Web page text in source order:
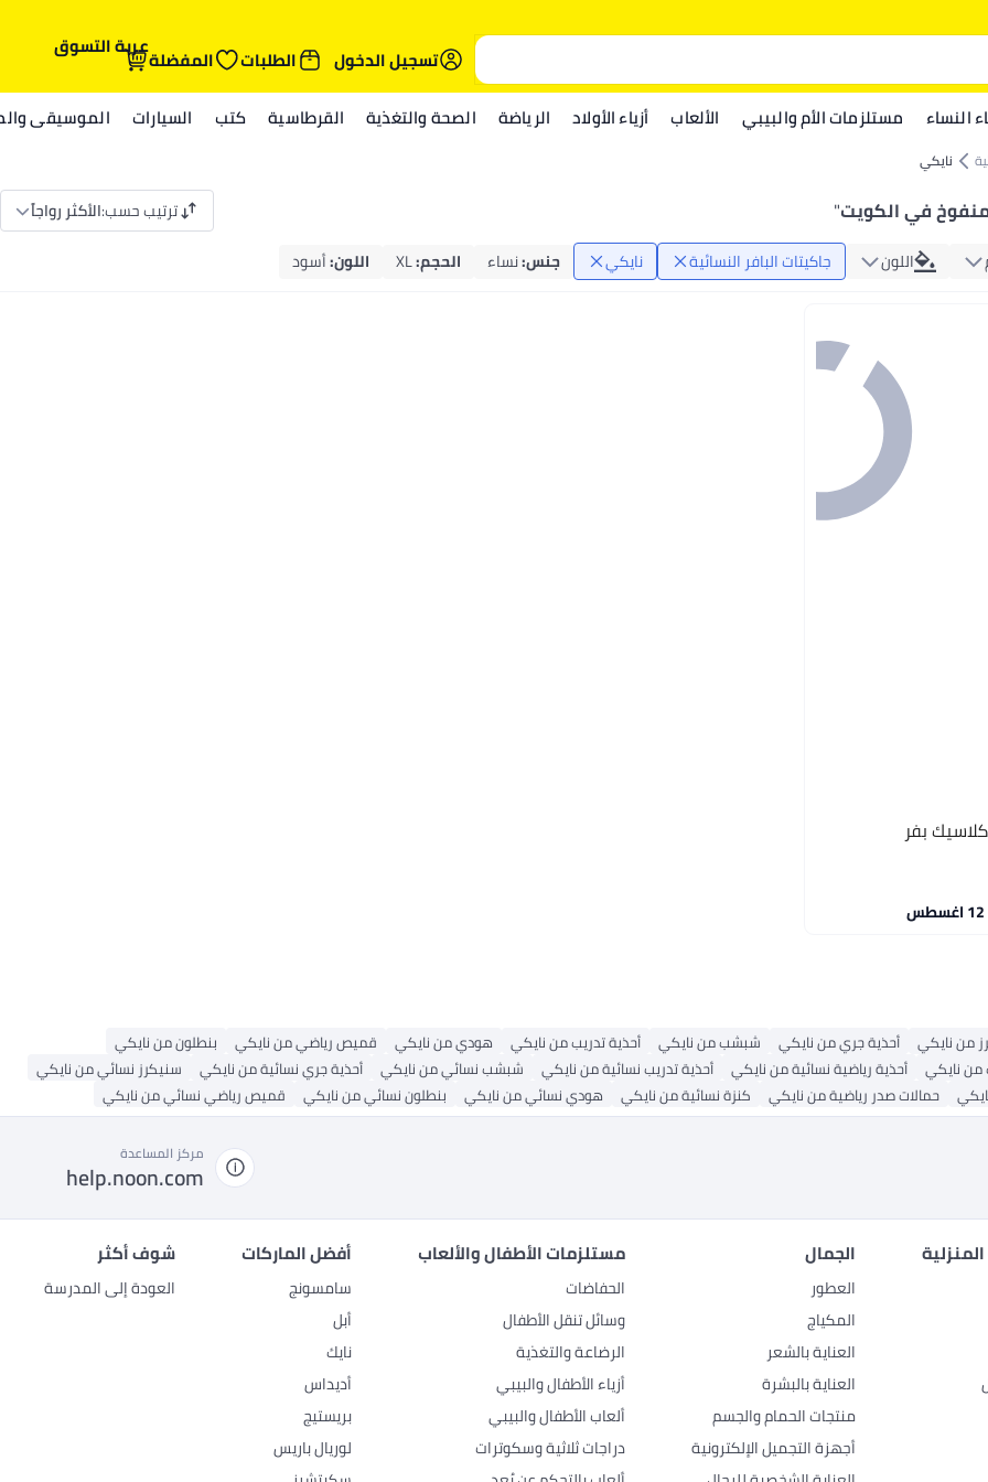
تسجيل الدخول
الطلبات المفضلةعربة التسوق
النساء مستلزمات الأم والبيبي الألعاب أزياء الأولاد الرياضة الصحة والتغذية القرطاسية كتب السيارات الموسيقى
نايكي
في الكويت" ترتيب حسب:الأكثر رواجاً
اللون جاكيتات البافر النسائية نايكي جنس:نساء الحجم:
XL اللون:أسود
بفر
من نايكي أحذية جري من نايكي شبشب من نايكي أحذية تدريب من نايكي هودي من نايكي قميص رياضي من نايكي
بنطلون من نايكي
نايكي أحذية رياضية نسائية من نايكي أحذية تدريب نسائية من نايكي شبشب نسائي من نايكي أحذية جري نسائية من نايكي
سنيكرز نسائي من نايكي
حمالات صدر رياضية من نايكي كنزة نسائية من نايكي هودي نسائي من نايكي بنطلون نسائي من نايكي قميص رياضي نسائي من نايكي
مركز المساعدة
help.noon.com
الجمال
العطور
المكياج
العناية بالشعر
العناية بالبشرة
منتجات الحمام والجسم
أجهزة التجميل الإلكترونية
مستلزمات الأطفال والألعاب
الحفاضات
وسائل تنقل الأطفال
الرضاعة والتغذية
أزياء الأطفال والبيبي
ألعاب الأطفال والبيبي
دراجات ثلاثية وسكوترات
أفضل الماركات
سامسونج
أبل
نايك
أديداس
بريستيج
لوريال باريس
شوف أكثر
العودة إلى المدرسة